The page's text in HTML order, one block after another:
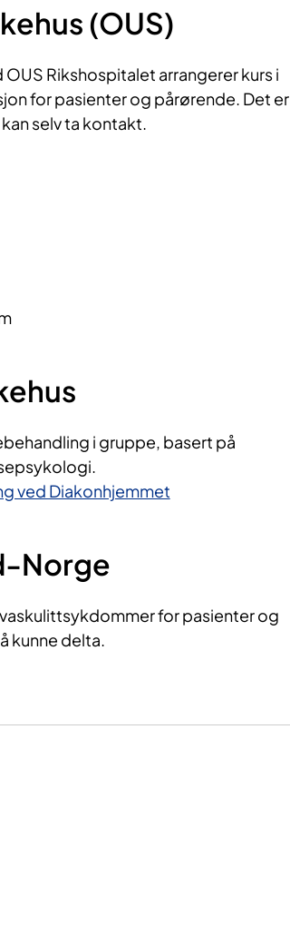
(OUS)
Rikshospitalet arrangerer kurs i
for pasienter og pårørende. Det er
selv ta kontakt.
i gruppe, basert på
ved Diakonhjemmet
Norge
for pasienter og
kunne delta.